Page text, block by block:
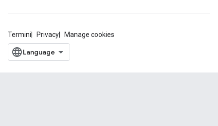
Termini Privacy Manage cookies